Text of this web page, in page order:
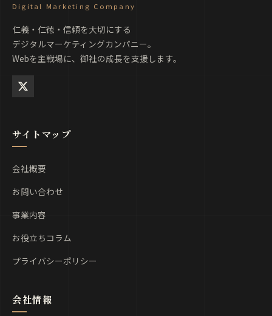
Digital Marketing Company
仁義・仁徳・信頼を大切にする
デジタルマーケティングカンパニー。
Webを主戦場に、御社の成長を支援します。
サイトマップ
会社概要
お問い合わせ
事業内容
お役立ちコラム
プライバシーポリシー